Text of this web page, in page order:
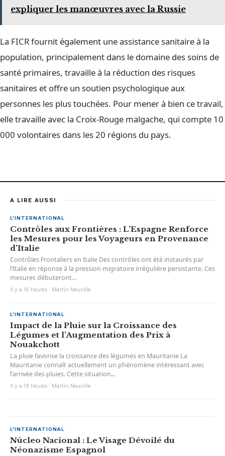
expliquer les manœuvres avec la Russie
La FICR fournit également une assistance sanitaire à la
population, principalement dans le domaine des soins de
santé primaires, travaille à la réduction des risques
sanitaires et offre un soutien psychologique aux
personnes les plus touchées. Pour mener à bien ce travail,
elle travaille avec la Croix-Rouge malgache, qui compte 10
000 volontaires dans les 20 régions du pays.
A LIRE AUSSI
L'INTERNATIONAL
Contrôles aux Frontières : L’Espagne Renforce
les Mesures pour les Voyageurs en Provenance
d’Italie
Contrôles Frontaliers en Italie Des contrôles ont été instaurés par
l’Italie en réponse à la pression migratoire irrégulière persistante. Ces
mesures débuteront...
Il y a 16 heures · Martin Neuville
L'INTERNATIONAL
Impact de la Pluie sur la Croissance des
Légumes et l’Augmentation des Prix à
Nouakchott
La pluie favorise la croissance des légumes en Mauritanie La
Mauritanie connaît actuellement un phénomène intéressant avec
l’arrivée des pluies. Cette situation...
Il y a 18 heures · Martin Neuville
L'INTERNATIONAL
Núcleo Nacional : Le Visage Dévoilé du
Néonazisme Espagnol